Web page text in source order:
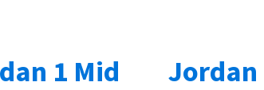
1 Mid
Jordan